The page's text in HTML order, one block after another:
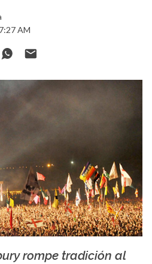
AM
rompe tradición al